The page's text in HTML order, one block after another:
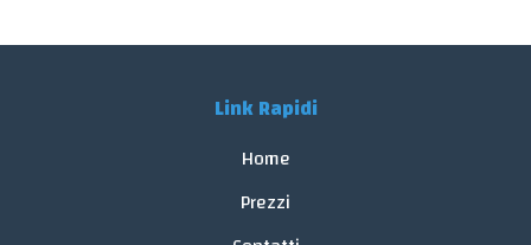
Link Rapidi
Home
Prezzi